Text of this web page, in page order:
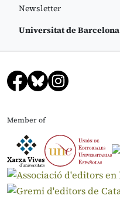
Newsletter
Universitat de Barcelona
Member of